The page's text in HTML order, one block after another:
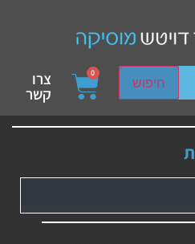
חיפוש
device users, explore by
0 צרו
קשר